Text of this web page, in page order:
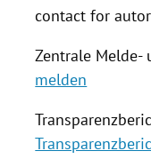
contact for
Zentrale Melde-
melden